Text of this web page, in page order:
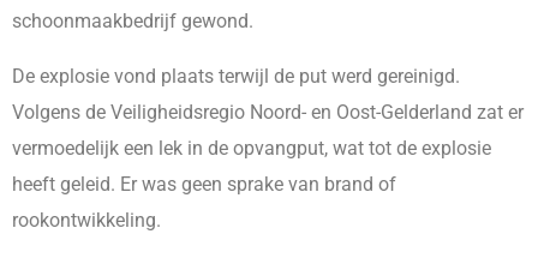
schoonmaakbedrijf gewond.
De explosie vond plaats terwijl de put werd gereinigd.
Volgens de Veiligheidsregio Noord- en Oost-Gelderland zat er
vermoedelijk een lek in de opvangput, wat tot de explosie
heeft geleid. Er was geen sprake van brand of
rookontwikkeling.